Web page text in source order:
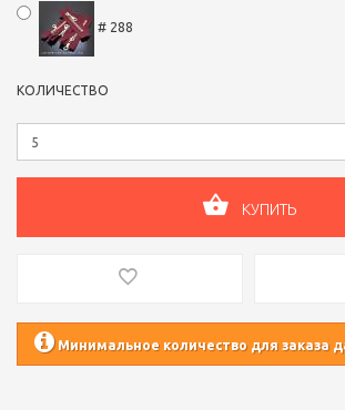
# 288
КОЛИЧЕСТВО
КУПИТЬ
Минимальное количество для заказа